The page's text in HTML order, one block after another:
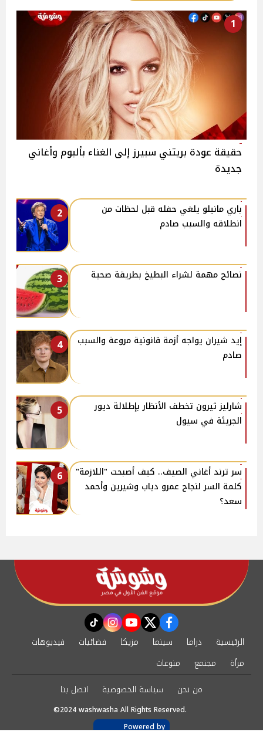
1
حقيقة عودة بريتني سبيرز إلى الغناء بألبوم وأغاني
جديدة
2
باري مانيلو يلغي حفله قبل لحظات من
انطلاقه والسبب صادم
3 نصائح مهمة لشراء البطيخ بطريقة صحية
4
إيد شيران يواجه أزمة قانونية مروعة والسبب
صادم
5
شارليز ثيرون تخطف الأنظار بإطلالة ديور
الجريئة في سيول
6
سر ترند أغاني الصيف.. كيف أصبحت "اللازمة"
كلمة السر لنجاح عمرو دياب وشيرين وأحمد
سعد؟
facebook
twitter
youtube
instagram
tiktok
الرئيسية دراما سينما مزيكا فضائيات
فيديوهات
مرأة
مجتمع
منوعات
من نحن
سياسة الخصوصية اتصل بنا
©2024 washwasha All Rights Reserved.
Powered by